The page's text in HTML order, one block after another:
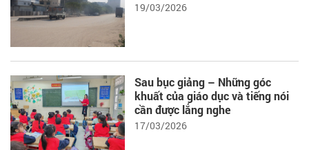
19/03/2026
Sau bục giảng – Những góc
khuất của giáo dục và tiếng nói
cần được lắng nghe
17/03/2026